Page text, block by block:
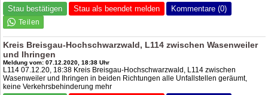
Stau bestätigen Stau als beendet melden Kommentare (0)
Kreis Breisgau-Hochschwarzwald, L114 zwischen Wasenweiler
und Ihringen
Meldung vom: 07.12.2020, 18:38 Uhr
L114 07.12.20, 18:38 Kreis Breisgau-Hochschwarzwald, L114 zwischen
Wasenweiler und Ihringen in beiden Richtungen alle Unfallstellen geräumt,
keine Verkehrsbehinderung mehr